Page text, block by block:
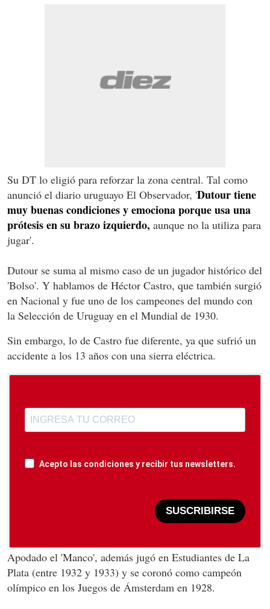
Su DT lo eligió para reforzar la zona central. Tal como
anunció el diario uruguayo El Observador, 'Dutour tiene
muy buenas condiciones y emociona porque usa una
prótesis en su brazo izquierdo, aunque no la utiliza para
jugar'.
Dutour se suma al mismo caso de un jugador histórico del
'Bolso'. Y hablamos de Héctor Castro, que también surgió
en Nacional y fue uno de los campeones del mundo con
la Selección de Uruguay en el Mundial de 1930.
Sin embargo, lo de Castro fue diferente, ya que sufrió un
accidente a los 13 años con una sierra eléctrica.
Acepto las condiciones y recibir tus newsletters.
SUSCRIBIRSE
Apodado el 'Manco', además jugó en Estudiantes de La
Plata (entre 1932 y 1933) y se coronó como campeón
olímpico en los Juegos de Ámsterdam en 1928.